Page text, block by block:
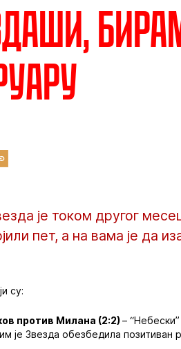
је током другог
пет, а на вама је да
су:
против Милана (2:2)–
је Звезда обезбедила